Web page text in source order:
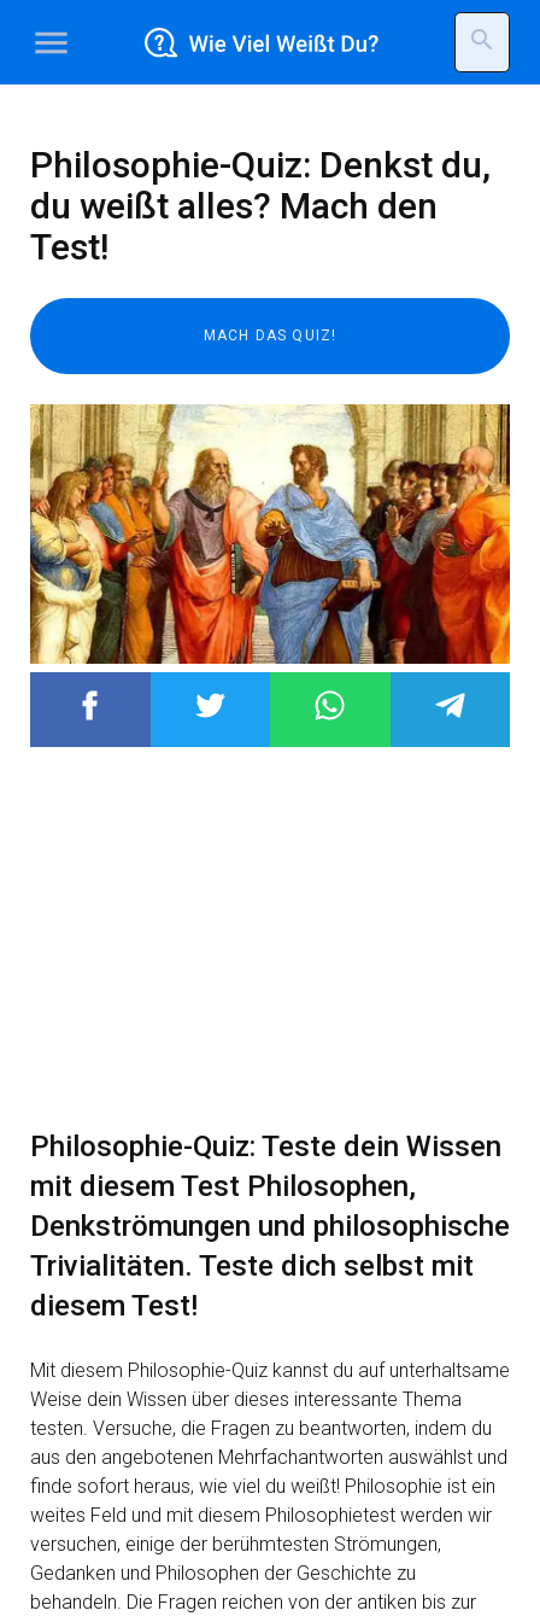
menu search
Philosophie-Quiz: Denkst du,
du weißt alles? Mach den
Test!
Philosophie-Quiz: Teste dein Wissen
mit diesem Test Philosophen,
Denkströmungen und philosophische
Trivialitäten. Teste dich selbst mit
diesem Test!
Mit diesem Philosophie-Quiz kannst du auf unterhaltsame
Weise dein Wissen über dieses interessante Thema
testen. Versuche, die Fragen zu beantworten, indem du
aus den angebotenen Mehrfachantworten auswählst und
finde sofort heraus, wie viel du weißt! Philosophie ist ein
weites Feld und mit diesem Philosophietest werden wir
versuchen, einige der berühmtesten Strömungen,
Gedanken und Philosophen der Geschichte zu
behandeln. Die Fragen reichen von der antiken bis zur